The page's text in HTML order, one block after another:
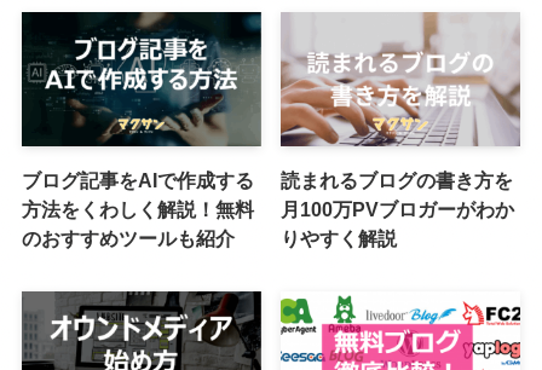
ブログ記事をAIで作成する
方法をくわしく解説！無料
のおすすめツールも紹介
読まれるブログの書き方を
月100万PVブロガーがわか
りやすく解説